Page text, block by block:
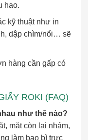
hao.
kỹ thuật như in
dập chìm/nổi… sẽ
hàng cần gấp có
ROKI (FAQ)
như thế nào?
mặt còn lại nhám,
làm bao bì trực